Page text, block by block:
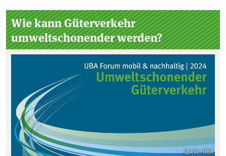
Seitenleiste
Wie kann Güterverkehr
umweltschonender werden?
Quelle: UBA